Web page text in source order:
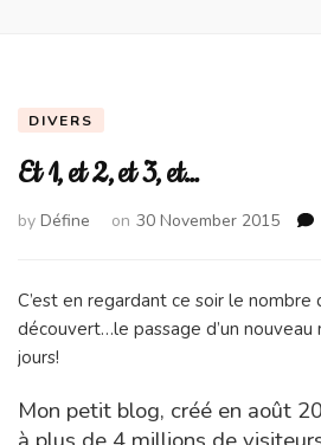
DIVERS
Et 1, et 2, et 3, et…
by Défine on 30 November 2015
C’est en regardant ce soir le nombre
découvert…le passage d’un nouveau
jours!
Mon petit blog, créé en août